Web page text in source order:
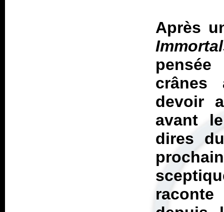
Après
crânes
devoir
avant
dires